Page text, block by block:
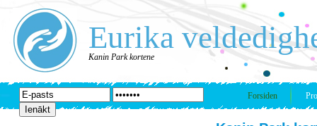
Eurika
Kanin Park kortene
Forsiden